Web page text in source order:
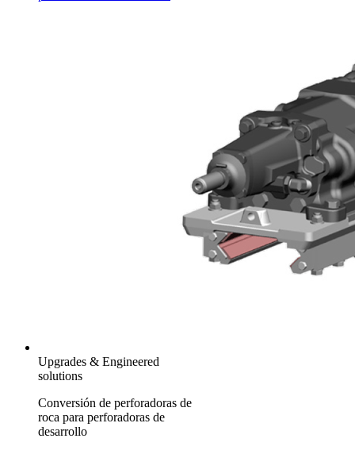
Upgrades & Engineered
solutions
Conversión de perforadoras de
roca para perforadoras de
desarrollo